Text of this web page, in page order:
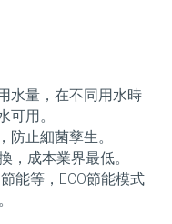
水量，在不同用水時
可用。
防止細菌孳生。
，成本業界最低。
能等，ECO節能模式